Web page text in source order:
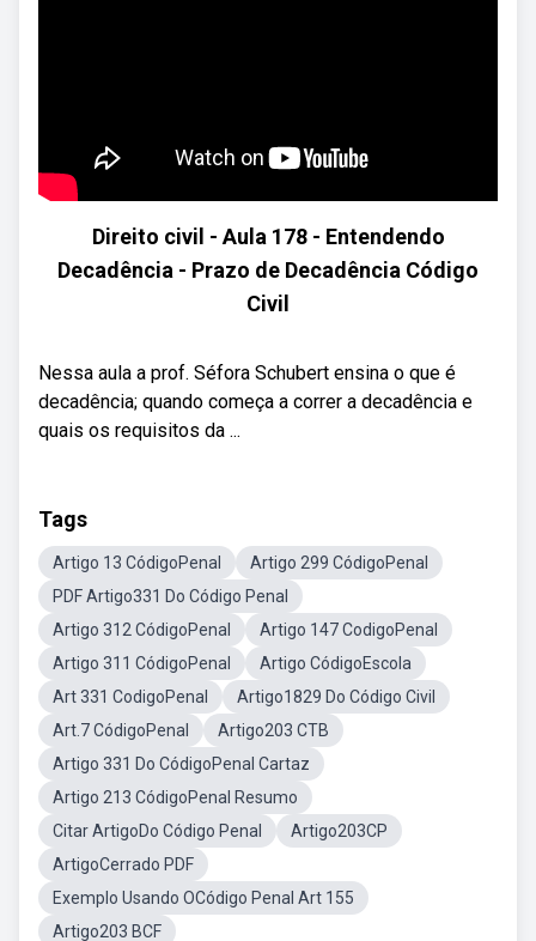
Direito civil - Aula 178 - Entendendo
Decadência - Prazo de Decadência Código
Civil
Nessa aula a prof. Séfora Schubert ensina o que é
decadência; quando começa a correr a decadência e
quais os requisitos da ...
Tags
Artigo 13 CódigoPenal
Artigo 299 CódigoPenal
PDF Artigo331 Do Código Penal
Artigo 312 CódigoPenal
Artigo 147 CodigoPenal
Artigo 311 CódigoPenal
Artigo CódigoEscola
Art 331 CodigoPenal
Artigo1829 Do Código Civil
Art.7 CódigoPenal
Artigo203 CTB
Artigo 331 Do CódigoPenal Cartaz
Artigo 213 CódigoPenal Resumo
Citar ArtigoDo Código Penal
Artigo203CP
ArtigoCerrado PDF
Exemplo Usando OCódigo Penal Art 155
Artigo203 BCF